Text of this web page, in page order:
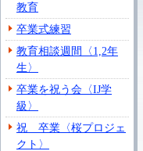
教育
卒業式練習
教育相談週間〈1,2年
生〉
卒業を祝う会〈IJ学
級〉
祝 卒業〈桜プロジェ
クト〉